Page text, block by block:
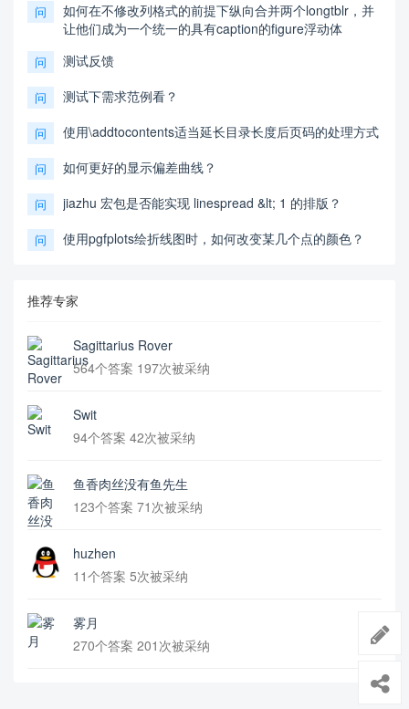
问
如何在不修改列格式的前提下纵向合并两个longtblr，并
让他们成为一个统一的具有caption的figure浮动体
问 测试反馈
问 测试下需求范例看？
问 使用\addtocontents适当延长目录长度后页码的处理方式
问 如何更好的显示偏差曲线？
问 jiazhu 宏包是否能实现 linespread &lt; 1 的排版？
问 使用pgfplots绘折线图时，如何改变某几个点的颜色？
推荐专家
Sagittarius Rover
564个答案 197次被采纳
Swit
94个答案 42次被采纳
鱼香肉丝没有鱼先生
123个答案 71次被采纳
huzhen
11个答案 5次被采纳
雾月
270个答案 201次被采纳